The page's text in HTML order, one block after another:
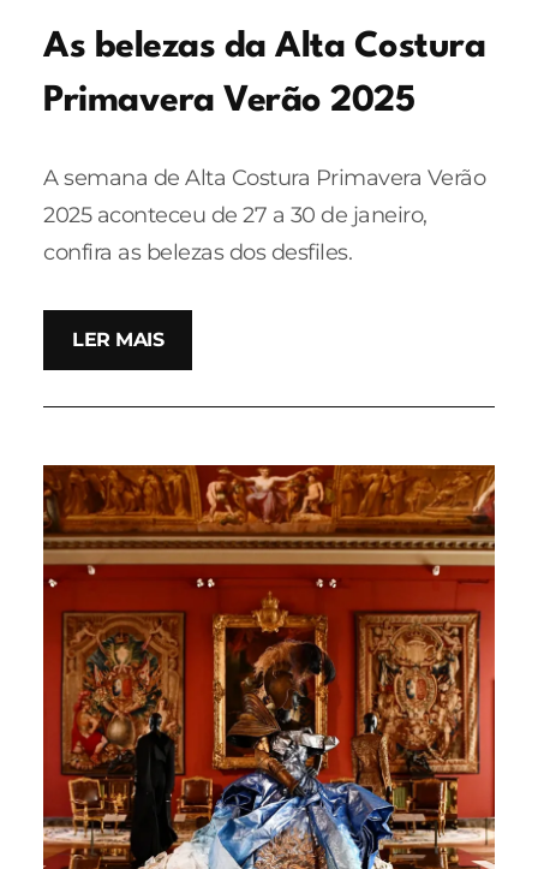
As belezas da Alta Costura
Primavera Verão 2025
A semana de Alta Costura Primavera Verão
2025 aconteceu de 27 a 30 de janeiro,
confira as belezas dos desfiles.
LER MAIS